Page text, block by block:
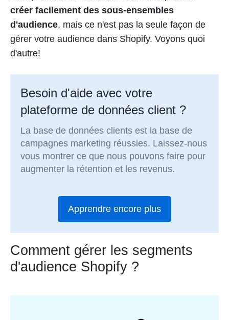
créer facilement des sous-ensembles
d'audience, mais ce n'est pas la seule façon de
gérer votre audience dans Shopify. Voyons quoi
d'autre!
Besoin d'aide avec votre
plateforme de données client ?
La base de données clients est la base de
campagnes marketing réussies. Laissez-nous
vous montrer ce que nous pouvons faire pour
augmenter la rétention et les revenus.
Apprendre encore plus
Comment gérer les segments
d'audience Shopify ?